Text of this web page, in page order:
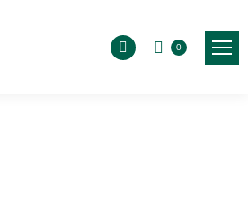
Instagram
0